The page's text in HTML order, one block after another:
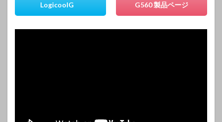
LogicoolG G560 製品ページ